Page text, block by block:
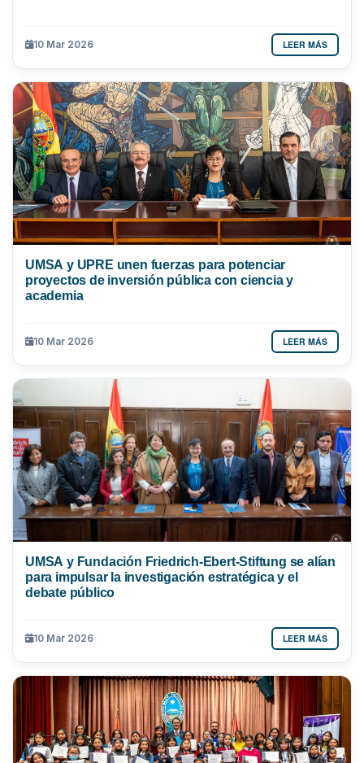
10 Mar 2026 LEER MÁS
UMSA y UPRE unen fuerzas para potenciar
proyectos de inversión pública con ciencia y
academia
10 Mar 2026 LEER MÁS
UMSA y Fundación Friedrich-Ebert-Stiftung se alían
para impulsar la investigación estratégica y el
debate público
10 Mar 2026 LEER MÁS